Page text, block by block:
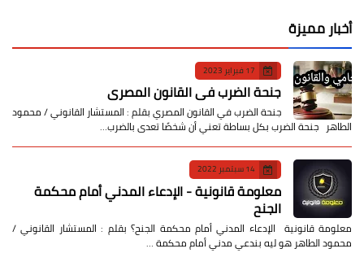
أخبار مميزة
17 فبراير 2023
جنحة الضرب في القانون المصري
جنحة الضرب في القانون المصري بقلم : المستشار القانوني / محمود
الطاهر جنحة الضرب بكل بساطة تعني أن شخصًا تعدى بالضرب…
14 سبتمبر 2022
معلومة قانونية - الإدعاء المدني أمام محكمة
الجنح
معلومة قانونية الإدعاء المدني أمام محكمة الجنح؟ بقلم : المستشار القانوني /
محمود الطاهر هو ليه بندعي مدني أمام محكمة …